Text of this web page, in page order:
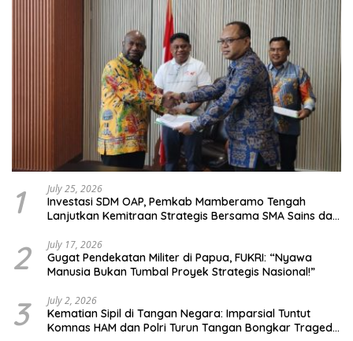
1 July 25, 2026
Investasi SDM OAP, Pemkab Mamberamo Tengah
Lanjutkan Kemitraan Strategis Bersama SMA Sains dan
2 July 17, 2026
Gugat Pendekatan Militer di Papua, FUKRI: “Nyawa
Manusia Bukan Tumbal Proyek Strategis Nasional!”
3 July 2, 2026
Kematian Sipil di Tangan Negara: Imparsial Tuntut
Komnas HAM dan Polri Turun Tangan Bongkar Tragedi